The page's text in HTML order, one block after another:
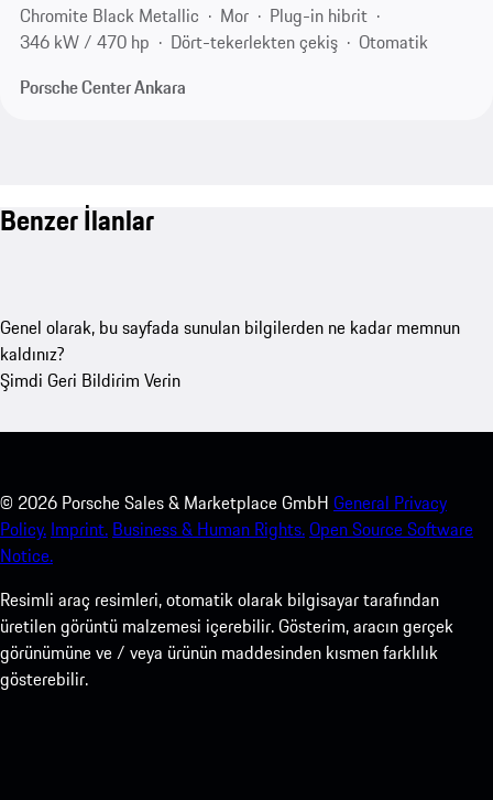
Chromite Black Metallic
Mor
Plug-in hibrit
346 kW / 470 hp
Dört-tekerlekten çekiş
Otomatik
Porsche Center Ankara
Benzer İlanlar
Genel olarak, bu sayfada sunulan bilgilerden ne kadar memnun
kaldınız?
Şimdi Geri Bildirim Verin
© 2026 Porsche Sales & Marketplace GmbH General Privacy
Policy. Imprint. Business & Human Rights.Open Source Software
Notice.
Resimli araç resimleri, otomatik olarak bilgisayar tarafından
üretilen görüntü malzemesi içerebilir. Gösterim, aracın gerçek
görünümüne ve / veya ürünün maddesinden kısmen farklılık
gösterebilir.